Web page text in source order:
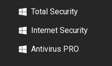
Total Security
Internet Security
Antivirus PRO